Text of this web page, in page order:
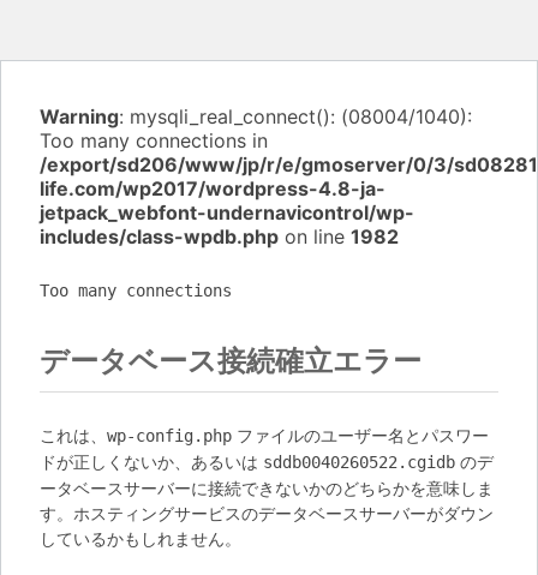
Warning: mysqli_real_connect(): (08004/1040):
Too many connections in
/export/sd206/www/jp/r/e/gmoserver/0/3/
life.com/wp2017/wordpress-4.8-ja-
jetpack_webfont-undernavicontrol/wp-
includes/class-wpdb.php on line 1982
Too many connections
データベース接続確立エラー
これは、 wp-config.php ファイルのユーザー名とパスワー
ドが正しくないか、あるいは sddb0040260522.cgidb のデ
ータベースサーバーに接続できないかのどちらかを意味しま
す。ホスティングサービスのデータベースサーバーがダウン
しているかもしれません。